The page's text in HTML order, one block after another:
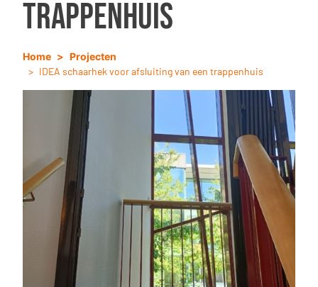
trappenhuis
Home
Projecten
IDEA schaarhek voor afsluiting van een trappenhuis